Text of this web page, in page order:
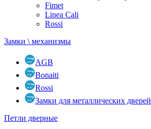
Fimet
Linea Cali
Rossi
Замки \ механизмы
AGB
Bonaiti
Rossi
Замки для металлических дверей
Петли дверные